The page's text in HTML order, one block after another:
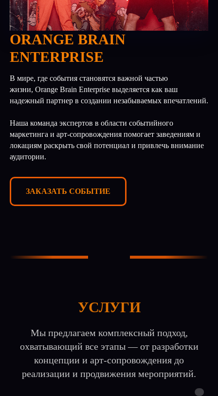
ORANGE BRAIN
ENTERPRISE
В мире, где события становятся важной частью
жизни, Orange Brain Enterprise выделяется как ваш
надежный партнер в создании незабываемых впечатлений.
Наша команда экспертов в области событийного
маркетинга и арт-сопровождения помогает заведениям и
локациям раскрыть свой потенциал и привлечь внимание
аудитории.
ЗАКАЗАТЬ СОБЫТИЕ
УСЛУГИ
Мы предлагаем комплексный подход,
охватывающий все этапы — от разработки
концепции и арт-сопровождения до
реализации и продвижения мероприятий.